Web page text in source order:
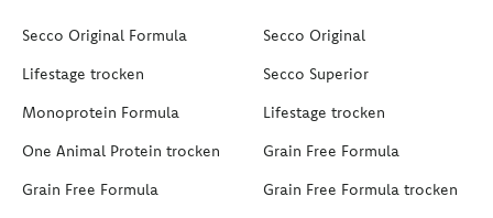
Secco Original Formula
Lifestage trocken
Monoprotein Formula
One Animal Protein trocken
Grain Free Formula
Secco Original
Secco Superior
Lifestage trocken
Grain Free Formula
Grain Free Formula trocken